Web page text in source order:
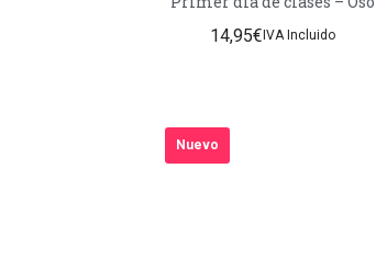
14,95€ IVA Incluido
Nuevo